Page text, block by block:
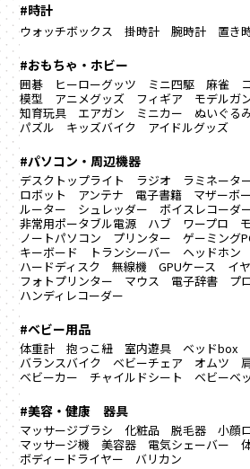
#時計
ウォッチボックス 掛時計 腕時計 置き
#おもちゃ・ホビー
囲碁 ヒーローグッツ ミニ四駆 麻雀
模型
アニメグッズ フィギア モデルガ
知育玩具
エアガン ミニカー ぬいぐる
パズル
キッズバイク アイドルグッズ
#パソコン・周辺機器
デスクトップライト ラジオ ラミネータ
ロボット
アンテナ 電子書籍 マザーボ
ルーター
シュレッダー ボイスレコーダ
非常用ポータブル電源
ハブ ワープロ
ノートパソコン
プリンター ゲーミング
キーボード
トランシーバー ヘッドホン
ハードディスク
無線機 GPUケース
イ
フォトプリンター
マウス 電子辞書 プ
ハンディレコーダー
#ベビー用品
体重計 抱っこ紐 室内遊具 ベッドbox
バランスバイク
ベビーチェア オムツ
ベビーカー
チャイルドシート ベビーベ
#美容・健康 器具
マッサージブラシ 化粧品 脱毛器 小顔
マッサージ機
美容器 電気シェーバー
ボディードライヤー
バリカン